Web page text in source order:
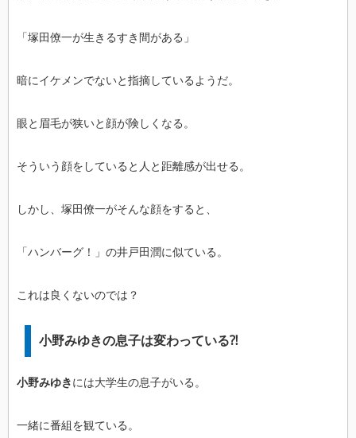
「塚田僚一が生きるすき間がある」
暗にイケメンでないと指摘しているようだ。
眼と眉毛が狭いと顔が険しくなる。
そういう顔をしていると人と距離感が出せる。
しかし、塚田僚一がそんな顔をすると、
「ハンバーグ！」の井戸田潤に似ている。
これは良くないのでは？
小野みゆきの息子は変わっている⁈
小野みゆきには大学生の息子がいる。
一緒に番組を観ている。